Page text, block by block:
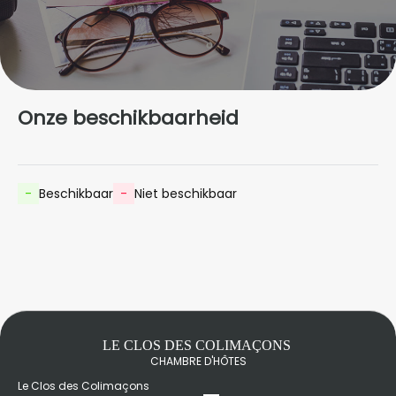
Onze beschikbaarheid
- Beschikbaar - Niet beschikbaar
LE CLOS DES COLIMAÇONS
CHAMBRE D'HÔTES
Le Clos des Colimaçons